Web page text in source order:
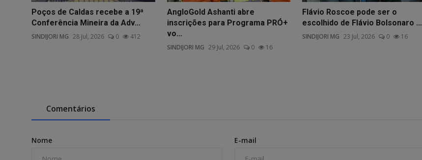
Poços de Caldas recebe a 19ª
Conferência Mineira da Adv...
SINDIJORI MG 28 Jul, 2026 0 412
AngloGold Ashanti abre
inscrições para Programa PRÓ+
vo...
SINDIJORI MG 29 Jul, 2026 0 16
Flávio Roscoe pode ser o
escolhido de Flávio Bolsonaro ...
SINDIJORI MG 23 Jul, 2026 0 16
Comentários
Nome E-mail